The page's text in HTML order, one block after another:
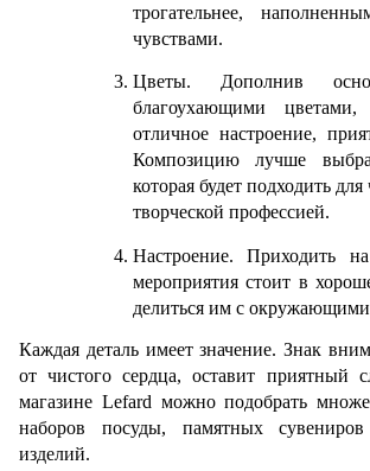
трогательнее,
чувствами.
Цветы. Дополнив
благоухающими
отличное настроение,
Композицию лучше
которая будет подходить для
творческой профессией.
Настроение. Приходить
мероприятия стоит в
делиться им с
Каждая деталь имеет значение. Знак
от чистого сердца, оставит приятный
магазине Lefard можно подобрать
наборов посуды, памятных
изделий.